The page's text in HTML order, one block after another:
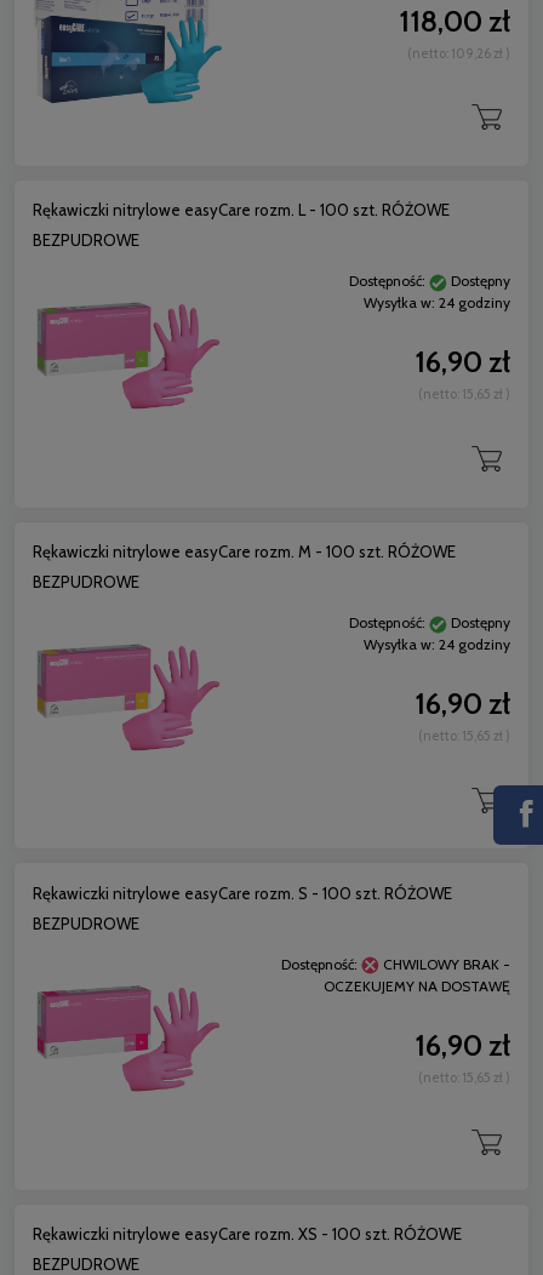
118,00 zł
(netto: 109,26 zł )
Rękawiczki nitrylowe easyCare rozm. L - 100 szt. RÓŻOWE
BEZPUDROWE
Dostępność:
Dostępny
Wysyłka w: 24 godziny
16,90 zł
(netto: 15,65 zł )
Rękawiczki nitrylowe easyCare rozm. M - 100 szt. RÓŻOWE
BEZPUDROWE
Dostępność:
Dostępny
Wysyłka w: 24 godziny
16,90 zł
(netto: 15,65 zł )
Rękawiczki nitrylowe easyCare rozm. S - 100 szt. RÓŻOWE
BEZPUDROWE
Dostępność:
CHWILOWY BRAK -
OCZEKUJEMY NA DOSTAWĘ
16,90 zł
(netto: 15,65 zł )
Rękawiczki nitrylowe easyCare rozm. XS - 100 szt. RÓŻOWE
BEZPUDROWE